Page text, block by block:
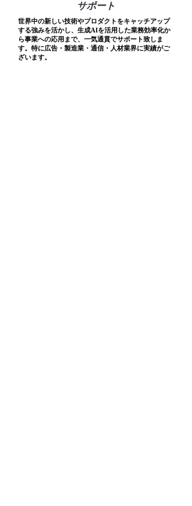
世界中の新しい技術やプロダクトをキャッチアップ
する強みを活かし、生成AIを活用した業務効率化か
ら事業への応用まで、一気通貫でサポート致しま
す。特に広告・製造業・通信・人材業界に実績がご
ざいます。
サポート